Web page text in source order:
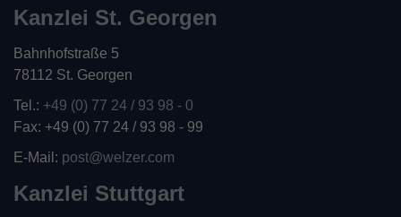
Kanzlei St. Georgen
Bahnhofstraße 5
78112 St. Georgen
Tel.: +49 (0) 77 24 / 93 98 - 0
Fax: +49 (0) 77 24 / 93 98 - 99
E-Mail: post@welzer.com
Kanzlei Stuttgart